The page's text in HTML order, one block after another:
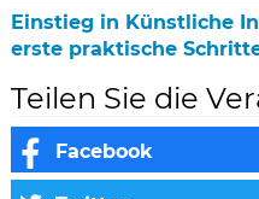
Einstieg in Künstliche
erste praktische
Teilen Sie die